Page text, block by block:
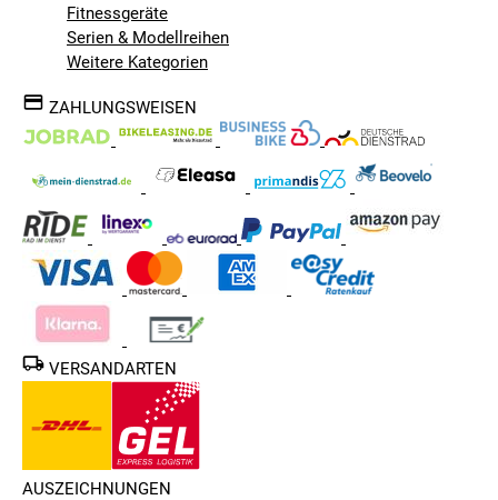
Fitnessgeräte
Serien & Modellreihen
Weitere Kategorien
ZAHLUNGSWEISEN
VERSANDARTEN
AUSZEICHNUNGEN